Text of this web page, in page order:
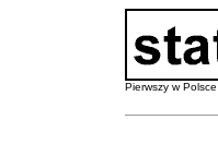
Pierwszy w